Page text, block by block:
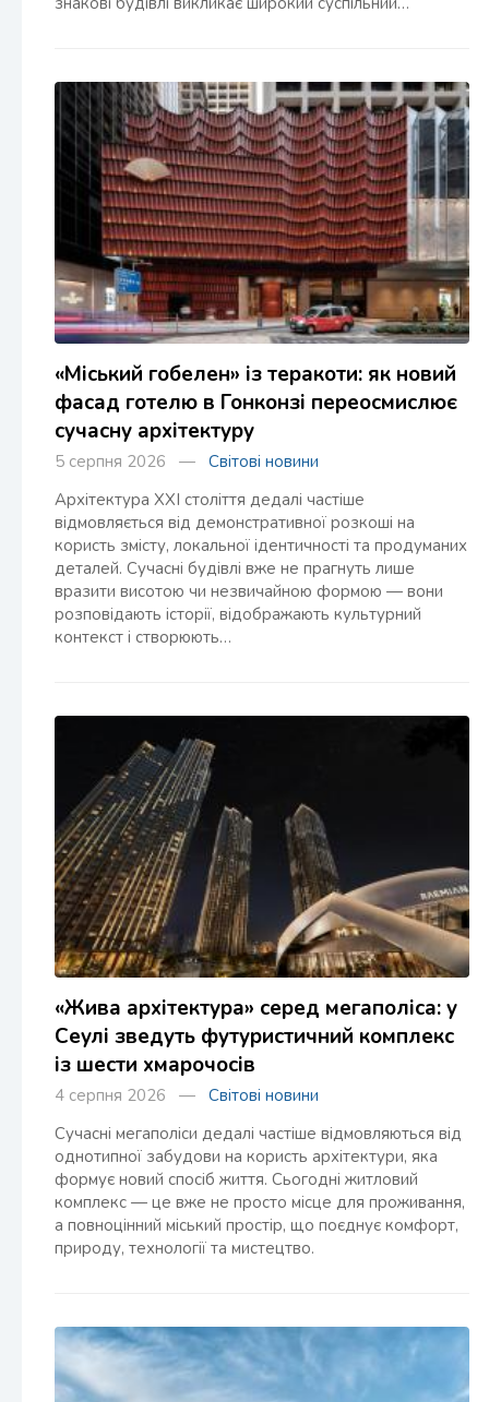
«Міський гобелен» із теракоти: як новий
фасад готелю в Гонконзі переосмислює
сучасну архітектуру
5 серпня 2026 — Світові новини
Архітектура XXI століття дедалі частіше
відмовляється від демонстративної розкоші на
користь змісту, локальної ідентичності та продуманих
деталей. Сучасні будівлі вже не прагнуть лише
вразити висотою чи незвичайною формою — вони
розповідають історії, відображають культурний
контекст і створюють…
«Жива архітектура» серед мегаполіса: у
Сеулі зведуть футуристичний комплекс
із шести хмарочосів
4 серпня 2026 — Світові новини
Сучасні мегаполіси дедалі частіше відмовляються від
однотипної забудови на користь архітектури, яка
формує новий спосіб життя. Сьогодні житловий
комплекс — це вже не просто місце для проживання,
а повноцінний міський простір, що поєднує комфорт,
природу, технології та мистецтво.